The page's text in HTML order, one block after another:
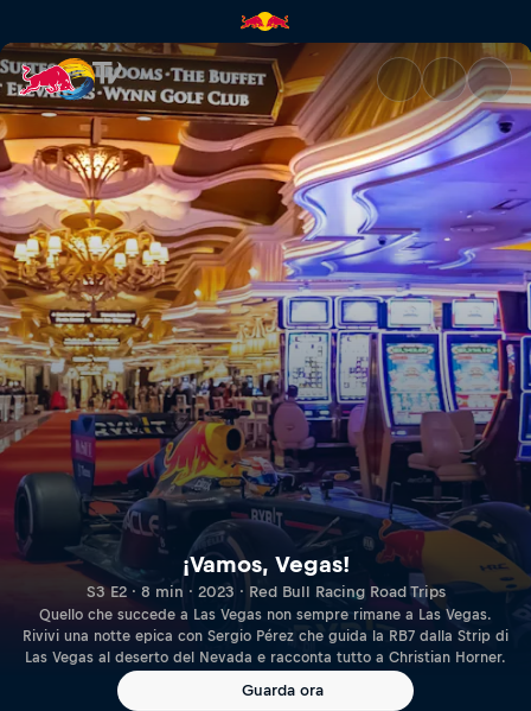
¡Vamos, Vegas! | Red Bull TV
¡Vamos, Vegas!
S3 E2 · 8 min · 2023 · Red Bull Racing Road Trips
Quello che succede a Las Vegas non sempre rimane a Las Vegas.
Rivivi una notte epica con Sergio Pérez che guida la RB7 dalla Strip di
Las Vegas al deserto del Nevada e racconta tutto a Christian Horner.
Guarda ora